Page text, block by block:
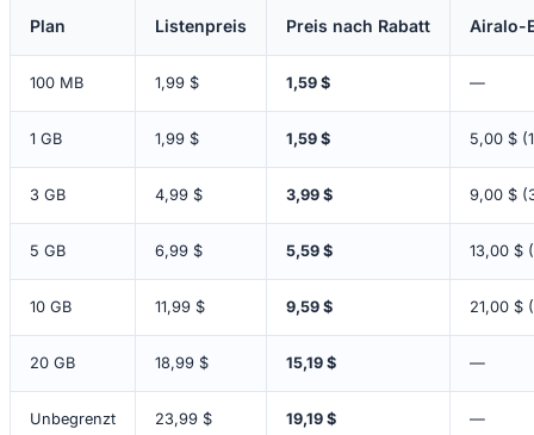
Plan Listenpreis Preis nach Rabatt Airalo-
100 MB 1,99 $ 1,59 $ —
1 GB 1,99 $ 1,59 $ 5,00 $
3 GB 4,99 $ 3,99 $ 9,00 $
5 GB 6,99 $ 5,59 $ 13,00 $
10 GB 11,99 $ 9,59 $ 21,00 $
20 GB 18,99 $ 15,19 $ —
Unbegrenzt 23,99 $ 19,19 $ —